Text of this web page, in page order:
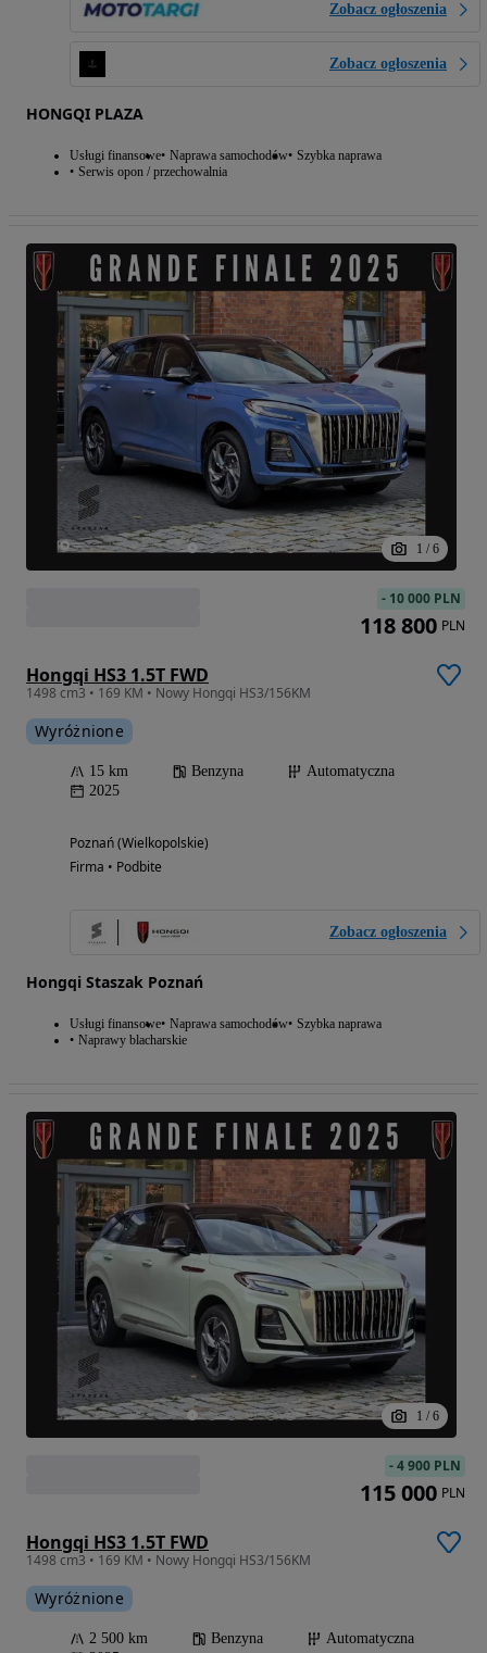
Zobacz ogłoszenia
Zobacz ogłoszenia
HONGQI PLAZA
Usługi finansowe Naprawa samochodów Szybka naprawa
Serwis opon / przechowalnia
1 / 6
Hongqi HS3 1.5T FWD
1498 cm3 • 169 KM • Nowy Hongqi HS3/156KM
Wyróżnione
15 km Benzyna
Automatyczna
2025
Poznań (Wielkopolskie)
Firma • Podbite
Zobacz ogłoszenia
Hongqi Staszak Poznań
Usługi finansowe Naprawa samochodów Szybka naprawa
Naprawy blacharskie
- 10 000 PLN
118 800 PLN
1 / 6
Hongqi HS3 1.5T FWD
1498 cm3 • 169 KM • Nowy Hongqi HS3/156KM
Wyróżnione
2 500 km Benzyna
Automatyczna
-4 900 PLN
115 000 PLN